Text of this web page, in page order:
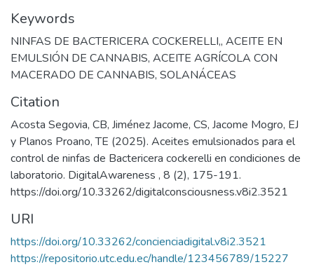
Keywords
NINFAS DE BACTERICERA COCKERELLI,, ACEITE EN
EMULSIÓN DE CANNABIS, ACEITE AGRÍCOLA CON
MACERADO DE CANNABIS, SOLANÁCEAS
Citation
Acosta Segovia, CB, Jiménez Jacome, CS, Jacome Mogro, EJ
y Planos Proano, TE (2025). Aceites emulsionados para el
control de ninfas de Bactericera cockerelli en condiciones de
laboratorio. DigitalAwareness , 8 (2), 175-191.
https://doi.org/10.33262/digitalconsciousness.v8i2.3521
URI
https://doi.org/10.33262/concienciadigital.v8i2.3521
https://repositorio.utc.edu.ec/handle/123456789/15227